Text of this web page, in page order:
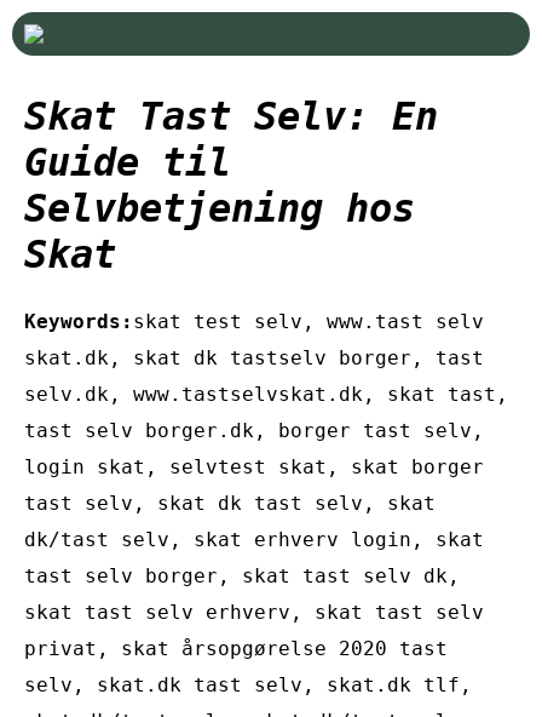
Skat Tast Selv: En
Guide til
Selvbetjening hos
Skat
Keywords: skat test selv, www.tast selv
skat.dk, skat dk tastselv borger, tast
selv.dk, www.tastselvskat.dk, skat tast,
tast selv borger.dk, borger tast selv,
login skat, selvtest skat, skat borger
tast selv, skat dk tast selv, skat
dk/tast selv, skat erhverv login, skat
tast selv borger, skat tast selv dk,
skat tast selv erhverv, skat tast selv
privat, skat årsopgørelse 2020 tast
selv, skat.dk tast selv, skat.dk tlf,